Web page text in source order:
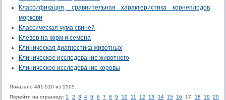
Классификация, сравнительная характеристика корнеплодов
моркови
Классическая чума свиней
Клевер на корм и семена
Клиническая диагностика животных
Клиническое исследование животного
Клиническое исследование коровы
Показано 481-510 из 1505.
Перейти на страницу: 1 2 3 4 5 6 7 8 9 10 11 12 13 14 15 16 17 18 19
20